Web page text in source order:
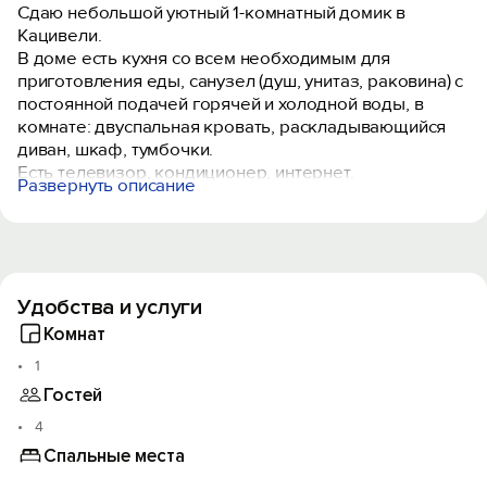
Сдаю небольшой уютный 1-комнатный домик в
Кацивели.
В доме есть кухня со всем необходимым для
приготовления еды, санузел (душ, унитаз, раковина) с
постоянной подачей горячей и холодной воды, в
комнате: двуспальная кровать, раскладывающийся
диван, шкаф, тумбочки.
Есть телевизор, кондиционер, интернет.
Отдельный дворик.
предварительному согласованию без доплаты.
Развернуть описание
Удобства и услуги
Комнат
1
Гостей
4
Спальные места